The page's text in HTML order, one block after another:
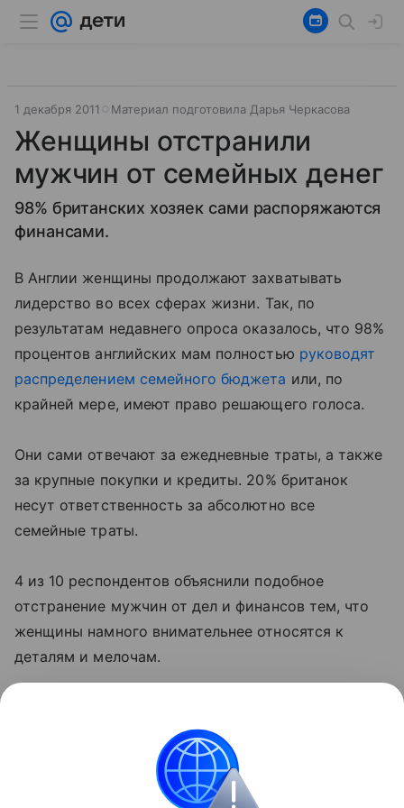
1 декабря 2011 Материал подготовила Дарья Черкасова
Женщины отстранили
мужчин от семейных денег
98% британских хозяек сами распоряжаются
финансами.
В Англии женщины продолжают захватывать
лидерство во всех сферах жизни. Так, по
результатам недавнего опроса оказалось, что 98%
процентов английских мам полностью руководят
распределением семейного бюджета или, по
крайней мере, имеют право решающего голоса.
Они сами отвечают за ежедневные траты, а также
за крупные покупки и кредиты. 20% британок
несут ответственность за абсолютно все
семейные траты.
4 из 10 респондентов объяснили подобное
отстранение мужчин от дел и финансов тем, что
женщины намного внимательнее относятся к
деталям и мелочам.
последнее время. Еще поколение назад ситуация
была совсем другая - около трети опрошенных
совершенно не распоряжались семейными